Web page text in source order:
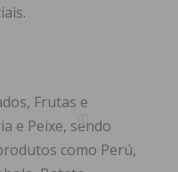
Frutas e
e Peixe, sendo
como Perú,